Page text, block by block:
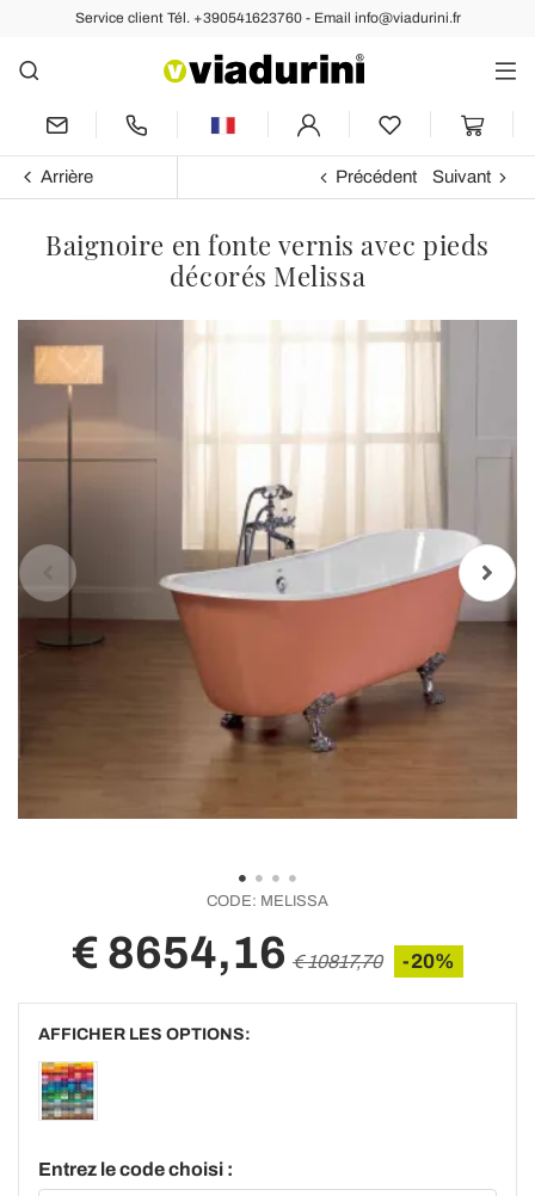
Service client Tél. +390541623760 - Email info@viadurini.fr
Arrière Précédent Suivant
Baignoire en fonte vernis avec pieds
décorés Melissa
CODE: MELISSA
€ 8654,16 € 10817,70 -20%
AFFICHER LES OPTIONS:
Entrez le code choisi :